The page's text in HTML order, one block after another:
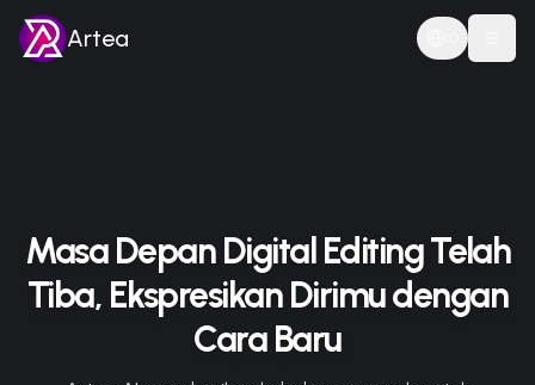
Artea
Masa Depan Digital Editing Telah
Tiba, Ekspresikan Dirimu dengan
Cara Baru